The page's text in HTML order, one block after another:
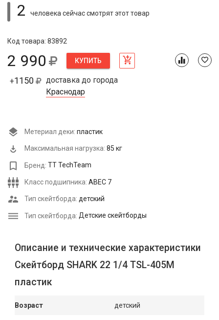
2 человека сейчас смотрятэтот товар
Код товара: 83892
2 990 КУПИТЬ
+1150
доставка до города
Краснодар
Метериал деки: пластик
Максимальная нагрузка: 85 кг
Бренд: TT TechTeam
Класс подшипника: ABEC 7
Тип скейтборда: детский
Тип скейтборда: Детские скейтборды
Описание и технические характеристики
Скейтборд SHARK 22 1/4 TSL-405M
пластик
Возраст детский